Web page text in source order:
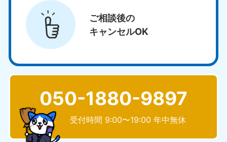
ご相談後の
キャンセルOK
050-1880-9897
受付時間 9:00〜19:00 年中無休